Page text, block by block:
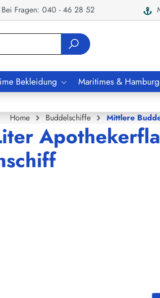
Fragen: 040 - 46 28 52
Bekleidung Maritimes & Hamburg
Home Buddelschiffe Mittlere